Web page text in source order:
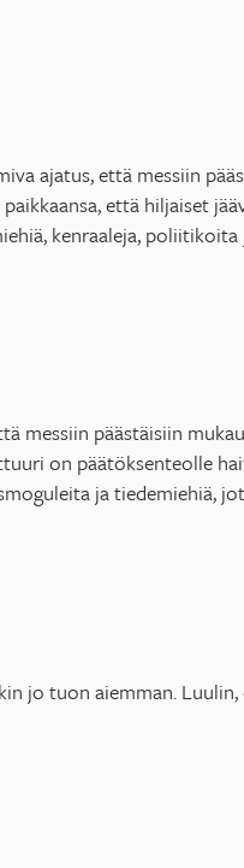
ajatus, että messiin
että hiljaiset
kenraaleja,
messiin päästäisiin
on päätöksenteolle
ja tiedemiehiä,
jo tuon aiemman.